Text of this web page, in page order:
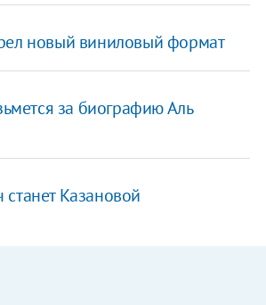
новый виниловый формат
за биографию Аль
Казановой